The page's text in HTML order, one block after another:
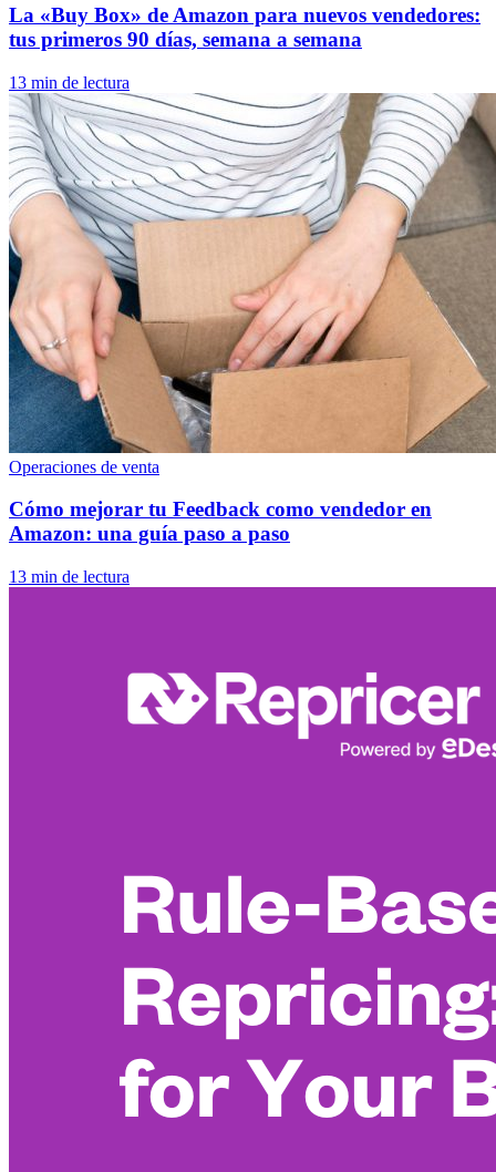
La «Buy Box» de Amazon para nuevos vendedores:
tus primeros 90 días, semana a semana
13 min de lectura
Operaciones de venta
Cómo mejorar tu Feedback como vendedor en
Amazon: una guía paso a paso
13 min de lectura